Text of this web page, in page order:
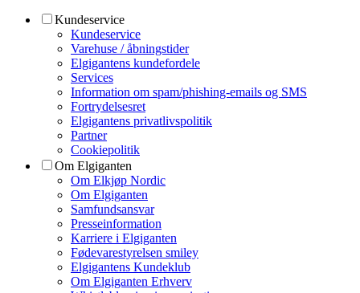
Kundeservice
Kundeservice
Varehuse / åbningstider
Elgigantens kundefordele
Services
Information om spam/phishing-emails og SMS
Fortrydelsesret
Elgigantens privatlivspolitik
Partner
Cookiepolitik
Om Elgiganten
Om Elkjøp Nordic
Om Elgiganten
Samfundsansvar
Presseinformation
Karriere i Elgiganten
Fødevarestyrelsen smiley
Elgigantens Kundeklub
Om Elgiganten Erhverv